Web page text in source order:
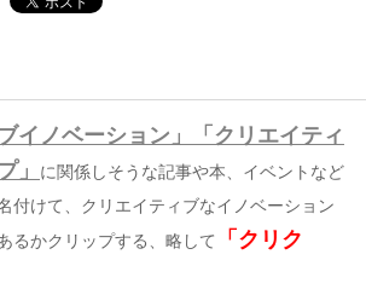
イノベーション」「クリエイティ
」
に関係しそうな記事や本、イベントなど
付けて、クリエイティブなイノベーション
るかクリップする、略して
「クリク